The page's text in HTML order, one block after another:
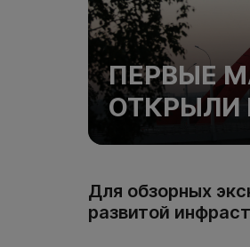
ПЕРВЫЕ
ОТКРЫЛИ
Для обзорных
развитой